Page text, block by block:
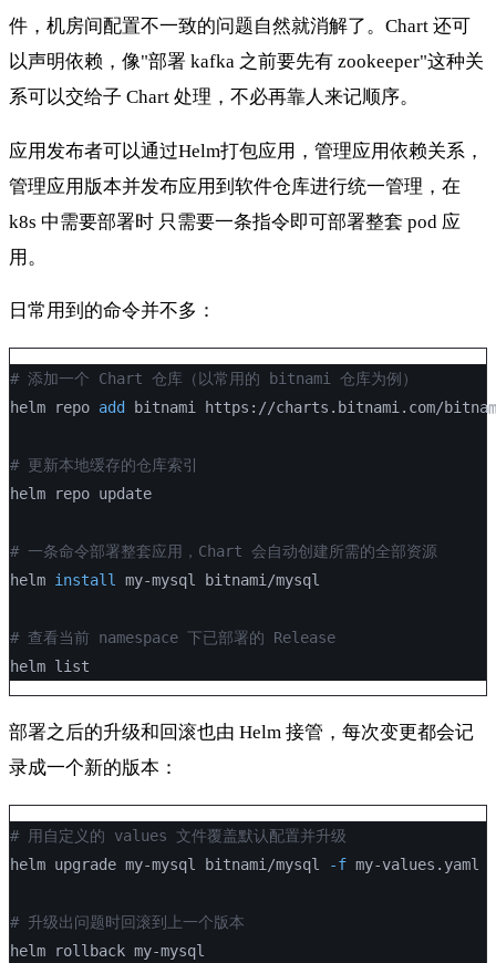
件，机房间配置不一致的问题自然就消解了。Chart 还可
以声明依赖，像"部署 kafka 之前要先有 zookeeper"这种关
系可以交给子 Chart 处理，不必再靠人来记顺序。
应用发布者可以通过Helm打包应用，管理应用依赖关系，
管理应用版本并发布应用到软件仓库进行统一管理，在
k8s 中需要部署时 只需要一条指令即可部署整套 pod 应
用。
日常用到的命令并不多：
# 添加一个 Chart 仓库（以常用的 bitnami 仓库为例）
helm repo add bitnami https://charts.bitnami.com/
# 更新本地缓存的仓库索引
helm repo update
# 一条命令部署整套应用，Chart 会自动创建所需的全部资源
helm install my-mysql bitnami/mysql
# 查看当前 namespace 下已部署的 Release
helm list
部署之后的升级和回滚也由 Helm 接管，每次变更都会记
录成一个新的版本：
# 用自定义的 values 文件覆盖默认配置并升级
helm upgrade my-mysql bitnami/mysql
-f my-values.yaml
# 升级出问题时回滚到上一个版本
helm rollback my-mysql